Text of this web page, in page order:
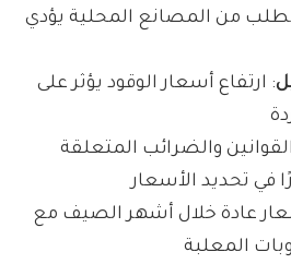
من المصانع المحلية يؤدي
: ارتفاع أسعار الوقود يؤثر على
والضرائب المتعلقة
في تحديد الأسعار
عادة خلال أشهر الصيف مع
المعلبة